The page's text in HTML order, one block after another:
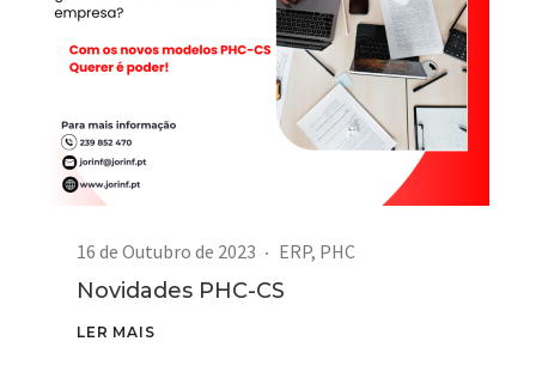
16 de Outubro de 2023 ERP, PHC
Novidades PHC-CS
LER MAIS